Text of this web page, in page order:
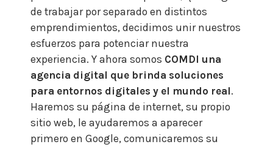
de trabajar por separado en distintos
emprendimientos, decidimos unir nuestros
esfuerzos para potenciar nuestra
experiencia. Y ahora somos COMDI una
agencia digital que brinda soluciones
para entornos digitales y el mundo real.
Haremos su página de internet, su propio
sitio web, le ayudaremos a aparecer
primero en Google, comunicaremos su